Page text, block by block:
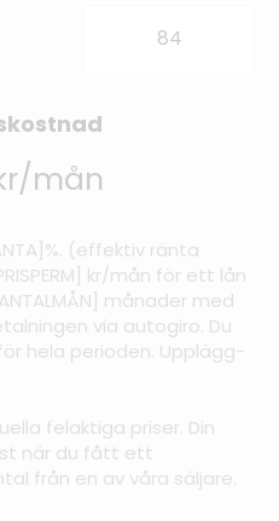
mån
(effektiv ränta
kr/mån för ett lån
månader med
via autogiro. Du
hela perioden. Upplägg-
felaktiga priser. Din
när du fått ett
från en av våra säljare.